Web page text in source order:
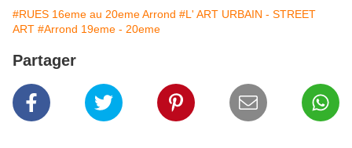
#RUES 16eme au 20eme Arrond #L' ART URBAIN - STREET
ART #Arrond 19eme - 20eme
Partager